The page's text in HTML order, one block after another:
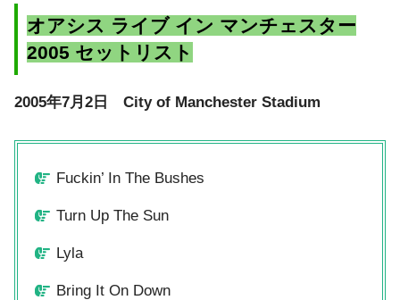
オアシス ライブ イン マンチェスター
2005 セットリスト
2005年7月2日 City of Manchester Stadium
Fuckin’ In The Bushes
Turn Up The Sun
Lyla
Bring It On Down